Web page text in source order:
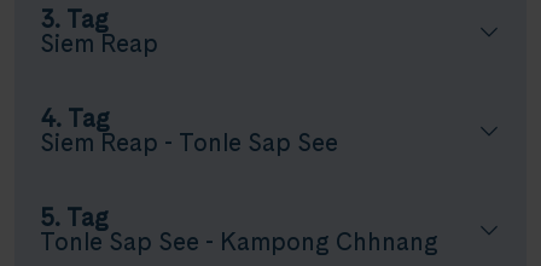
3. Tag
Siem Reap
4. Tag
Siem Reap - Tonle Sap See
5. Tag
Tonle Sap See - Kampong Chhnang